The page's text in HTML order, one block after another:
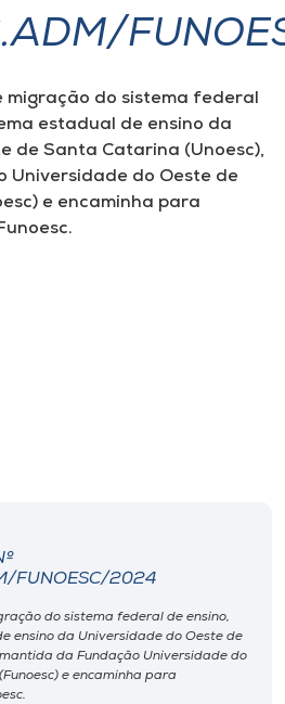
migração do sistema federal
estadual de ensino da
de Santa Catarina (Unoesc),
Universidade do Oeste de
e encaminha para
FUNOESC/2024
do sistema federal de ensino,
ensino da Universidade do Oeste de
da Fundação Universidade do
e encaminha para